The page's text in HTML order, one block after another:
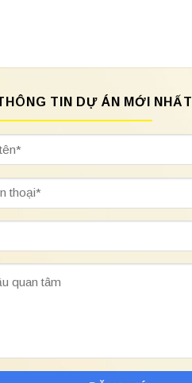
TIN DỰ ÁN MỚI NHẤT